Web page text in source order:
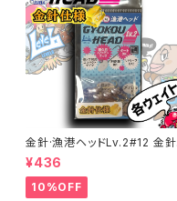
金針·漁港ヘッドLv.2#12 金針
仕様 各サイズ
¥436
10%OFF